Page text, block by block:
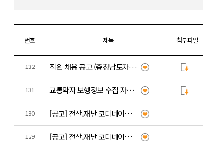
번호 제목 첨부파일
132 직원 채용 공고 (충청남도자원봉사센터 공고 제2021-1)
131 교통약자 보행정보 수집 자원봉사활동 안내
130 [공고] 전산,재난 코디네이터 공개 채용 최종 합격자 발표
129 [공고] 전산,재난 코디네이터 공개 채용 1차 서류전형 합격자 발표